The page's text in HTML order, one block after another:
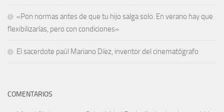
«Pon normas antes de que tu hijo salga solo. En verano hay que
flexibilizarlas, pero con condiciones»
El sacerdote paúl Mariano Díez, inventor del cinematógrafo
COMENTARIOS